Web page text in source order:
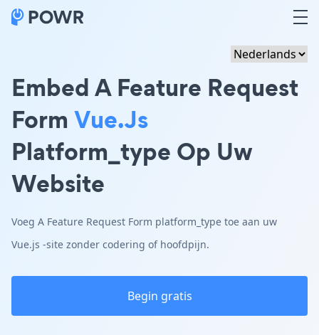
Embed A Feature Request
Form Vue.js
Platform_type Op Uw
Website
Voeg A Feature Request Form platform_type toe aan uw
Vue.js -site zonder codering of hoofdpijn.
Begin gratis